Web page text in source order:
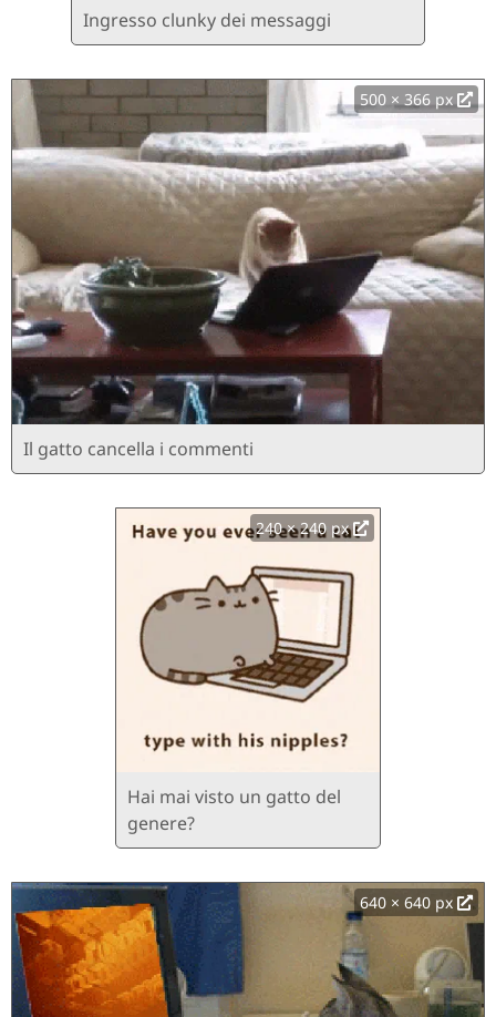
Ingresso clunky dei messaggi
500 × 366 px
Il gatto cancella i commenti
240 × 240 px
Hai mai visto un gatto del
genere?
640 × 640 px